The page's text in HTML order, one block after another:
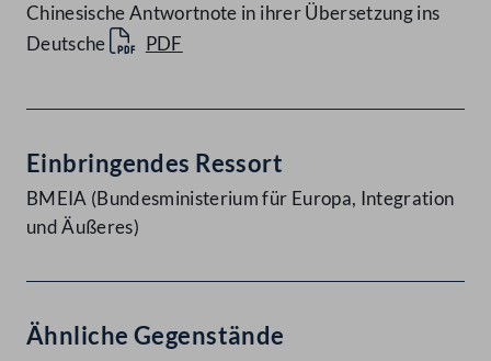
Chinesische Antwortnote in ihrer Übersetzung ins
Deutsche
PDF
Einbringendes Ressort
BMEIA (Bundesministerium für Europa, Integration
und Äußeres)
Ähnliche Gegenstände